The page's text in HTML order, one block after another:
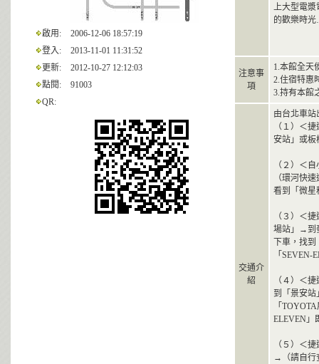
啟用:
2006-12-06 18:57:19
登入:
2013-11-01 11:31:52
更新:
2012-10-27 12:12:03
點閱:
91003
QR:
上大型電漿
的歡樂時
注意事
項
1.本館全天
2.住宿特惠
3.持有本館
交通介
紹
由台北車站
（１）＜
安站」或板
（２）＜
（環河快
看到「微星
（３）＜
場站」→到
下車，找
「
（４）＜
到「景安站
「
ELEVEN」
（５）＜
→（請自行